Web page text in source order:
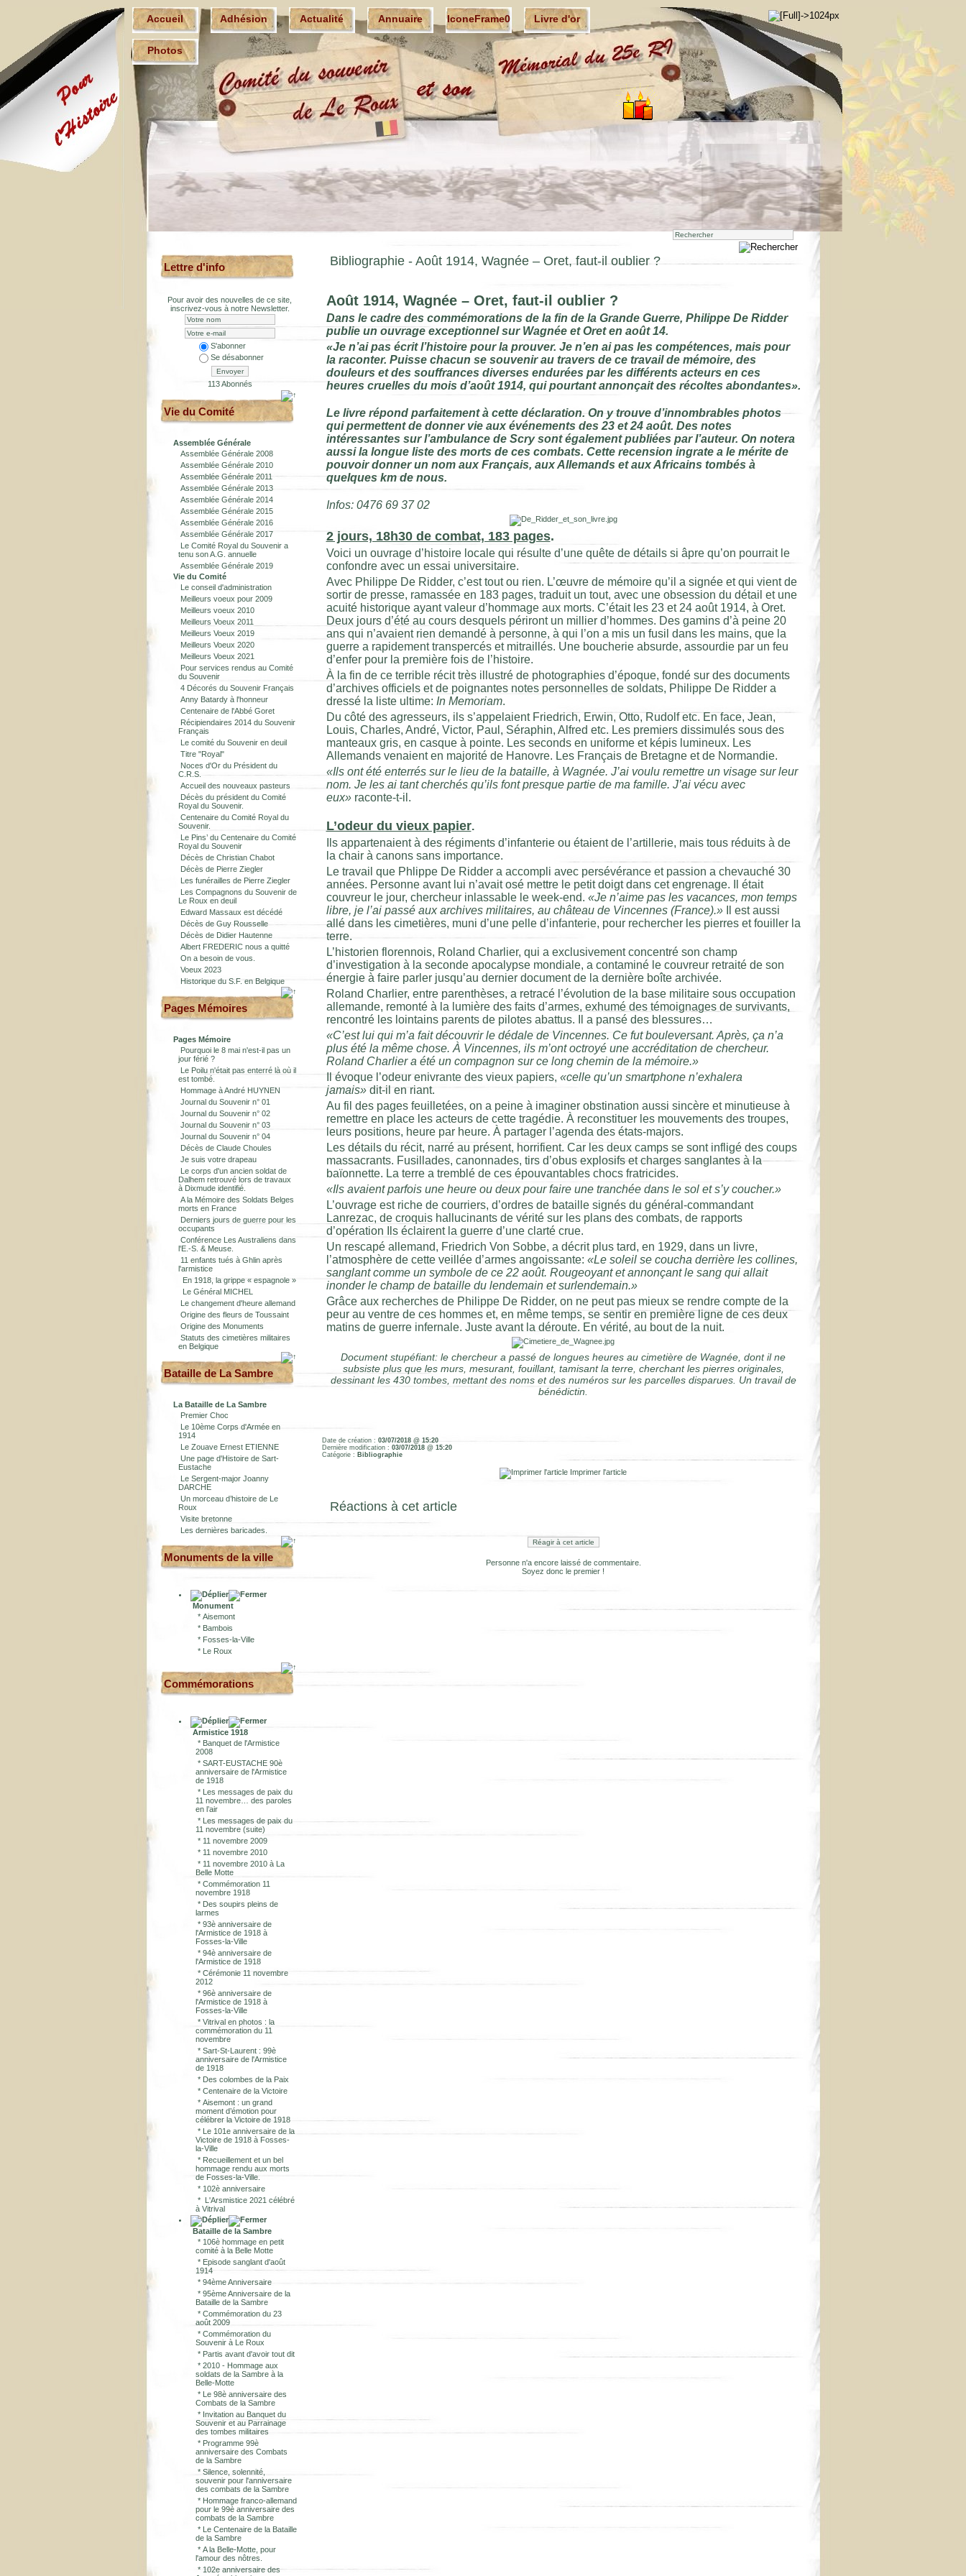
Accueil Adhésion Actualité Annuaire IconeFrame0 Livre d'or
Photos
Lettre d'info
Pour avoir des nouvelles de ce site,
inscrivez-vous à notre Newsletter.
S'abonner
Se désabonner
Envoyer
113 Abonnés
Vie du Comité
Assemblée Générale
Assemblée Générale 2008
Assemblée Générale 2010
Assemblée Générale 2011
Assemblée Générale 2013
Assemblée Générale 2014
Assemblée Générale 2015
Assemblée Générale 2016
Assemblée Générale 2017
Le Comité Royal du Souvenir a
tenu son A.G. annuelle
Assemblée Générale 2019
Vie du Comité
Le conseil d'administration
Meilleurs voeux pour 2009
Meilleurs voeux 2010
Meilleurs Voeux 2011
Meilleurs Voeux 2019
Meilleurs Voeux 2020
Meilleurs Voeux 2021
Pour services rendus au Comité
du Souvenir
4 Décorés du Souvenir Français
Anny Batardy à l'honneur
Centenaire de l'Abbé Goret
Récipiendaires 2014 du Souvenir
Français
Le comité du Souvenir en deuil
Titre "Royal"
Noces d'Or du Président du
C.R.S.
Accueil des nouveaux pasteurs
Décès du président du Comité
Royal du Souvenir.
Centenaire du Comité Royal du
Souvenir.
Le Pins’ du Centenaire du Comité
Royal du Souvenir
Décès de Christian Chabot
Décès de Pierre Ziegler
Les funérailles de Pierre Ziegler
Les Compagnons du Souvenir de
Le Roux en deuil
Edward Massaux est décédé
Décès de Guy Rousselle
Décès de Didier Hautenne
Albert FREDERIC nous a quitté
On a besoin de vous.
Voeux 2023
Historique du S.F. en Belgique
Pages Mémoires
Pages Mémoire
Pourquoi le 8 mai n'est-il pas un
jour férié ?
Le Poilu n'était pas enterré là où il
est tombé.
Hommage à André HUYNEN
Journal du Souvenir n° 01
Journal du Souvenir n° 02
Journal du Souvenir n° 03
Journal du Souvenir n° 04
Décès de Claude Choules
Je suis votre drapeau
Le corps d'un ancien soldat de
Dalhem retrouvé lors de travaux
à Dixmude identifié.
A la Mémoire des Soldats Belges
morts en France
Derniers jours de guerre pour les
occupants
Conférence Les Australiens dans
l'E.-S. & Meuse.
11 enfants tués à Ghlin après
l'armistice
En 1918, la grippe « espagnole »
Le Général MICHEL
Le changement d'heure allemand
Origine des fleurs de Toussaint
Origine des Monuments
Statuts des cimetières militaires
en Belgique
Bataille de La Sambre
La Bataille de La Sambre
Premier Choc
Le 10ème Corps d'Armée en
1914
Le Zouave Ernest ETIENNE
Une page d'Histoire de Sart-
Eustache
Le Sergent-major Joanny
DARCHE
Un morceau d’histoire de Le
Roux
Visite bretonne
Les dernières baricades.
Monuments de la ville
Monument
* Aisemont
* Bambois
* Fosses-la-Ville
* Le Roux
Commémorations
Armistice 1918
* Banquet de l'Armistice
2008
* SART-EUSTACHE 90è
anniversaire de l'Armistice
de 1918
* Les messages de paix du
11 novembre… des paroles
en l’air
* Les messages de paix du
11 novembre (suite)
* 11 novembre 2009
* 11 novembre 2010
* 11 novembre 2010 à La
Belle Motte
* Commémoration 11
novembre 1918
* Des soupirs pleins de
larmes
* 93è anniversaire de
l'Armistice de 1918 à
Fosses-la-Ville
* 94è anniversaire de
l'Armistice de 1918
* Cérémonie 11 novembre
2012
* 96è anniversaire de
l'Armistice de 1918 à
Fosses-la-Ville
* Vitrival en photos : la
commémoration du 11
novembre
* Sart-St-Laurent : 99è
anniversaire de l'Armistice
de 1918
* Des colombes de la Paix
* Centenaire de la Victoire
* Aisemont : un grand
moment d’émotion pour
célébrer la Victoire de 1918
* Le 101e anniversaire de la
Victoire de 1918 à Fosses-
la-Ville
* Recueillement et un bel
hommage rendu aux morts
de Fosses-la-Ville.
* 102è anniversaire
* L'Arsmistice 2021 célébré
à Vitrival
Bataille de la Sambre
* 106è hommage en petit
comité à la Belle Motte
* Episode sanglant d'août
1914
* 94ème Anniversaire
* 95ème Anniversaire de la
Bataille de la Sambre
* Commémoration du 23
août 2009
* Commémoration du
Souvenir à Le Roux
* Partis avant d'avoir tout dit
* 2010 - Hommage aux
soldats de la Sambre à la
Belle-Motte
* Le 98è anniversaire des
Combats de la Sambre
* Invitation au Banquet du
Souvenir et au Parrainage
des tombes militaires
* Programme 99è
anniversaire des Combats
de la Sambre
* Silence, solennité,
souvenir pour l'anniversaire
des combats de la Sambre
* Hommage franco-allemand
pour le 99è anniversaire des
combats de la Sambre
* Le Centenaire de la Bataille
de la Sambre
* A la Belle-Motte, pour
l'amour des nôtres.
* 102e anniversaire des
Bibliographie - Août 1914, Wagnée – Oret, faut-il oublier ?
Août 1914, Wagnée – Oret, faut-il oublier ?
Dans le cadre des commémorations de la fin de la Grande Guerre, Philippe De Ridder
publie un ouvrage exceptionnel sur Wagnée et Oret en août 14.
«Je n’ai pas écrit l’histoire pour la prouver. Je n’en ai pas les compétences, mais pour
la raconter. Puisse chacun se souvenir au travers de ce travail de mémoire, des
douleurs et des souffrances diverses endurées par les différents acteurs en ces
heures cruelles du mois d’août 1914, qui pourtant annonçait des récoltes abondantes».
Le livre répond parfaitement à cette déclaration. On y trouve d’innombrables photos
qui permettent de donner vie aux événements des 23 et 24 août. Des notes
intéressantes sur l’ambulance de Scry sont également publiées par l’auteur. On notera
aussi la longue liste des morts de ces combats. Cette recension ingrate a le mérite de
pouvoir donner un nom aux Français, aux Allemands et aux Africains tombés à
quelques km de nous.
Infos: 0476 69 37 02
2 jours, 18h30 de combat, 183 pages.
Voici un ouvrage d’histoire locale qui résulte d’une quête de détails si âpre qu’on pourrait le
confondre avec un essai universitaire.
Avec Philippe De Ridder, c’est tout ou rien. L’œuvre de mémoire qu’il a signée et qui vient de
sortir de presse, ramassée en 183 pages, traduit un tout, avec une obsession du détail et une
acuité historique ayant valeur d’hommage aux morts. C’était les 23 et 24 août 1914, à Oret.
Deux jours d’été au cours desquels périront un millier d’hommes. Des gamins d’à peine 20
ans qui n’avaient rien demandé à personne, à qui l’on a mis un fusil dans les mains, que la
guerre a rapidement transpercés et mitraillés. Une boucherie absurde, assourdie par un feu
d’enfer pour la première fois de l’histoire.
À la fin de ce terrible récit très illustré de photographies d’époque, fondé sur des documents
d’archives officiels et de poignantes notes personnelles de soldats, Philippe De Ridder a
dressé la liste ultime: In Memoriam.
Du côté des agresseurs, ils s’appelaient Friedrich, Erwin, Otto, Rudolf etc. En face, Jean,
Louis, Charles, André, Victor, Paul, Séraphin, Alfred etc. Les premiers dissimulés sous des
manteaux gris, en casque à pointe. Les seconds en uniforme et képis lumineux. Les
Allemands venaient en majorité de Hanovre. Les Français de Bretagne et de Normandie.
«Ils ont été enterrés sur le lieu de la bataille, à Wagnée. J’ai voulu remettre un visage sur leur
nom. Je les ai tant cherchés qu’ils font presque partie de ma famille. J’ai vécu avec
eux»raconte-t-il.
L’odeur du vieux papier.
Ils appartenaient à des régiments d’infanterie ou étaient de l’artillerie, mais tous réduits à de
la chair à canons sans importance.
Le travail que Phlippe De Ridder a accompli avec persévérance et passion a chevauché 30
années. Personne avant lui n’avait osé mettre le petit doigt dans cet engrenage. Il était
couvreur le jour, chercheur inlassable le week-end. «Je n’aime pas les vacances, mon temps
libre, je l’ai passé aux archives militaires, au château de Vincennes (France).»Il est aussi
allé dans les cimetières, muni d’une pelle d’infanterie, pour rechercher les pierres et fouiller la
terre.
L’historien florennois, Roland Charlier, qui a exclusivement concentré son champ
d’investigation à la seconde apocalypse mondiale, a contaminé le couvreur retraité de son
énergie à faire parler jusqu’au dernier document de la dernière boîte archivée.
Roland Charlier, entre parenthèses, a retracé l’évolution de la base militaire sous occupation
allemande, remonté à la lumière des faits d’armes, exhumé des témoignages de survivants,
rencontré les lointains parents de pilotes abattus. Il a pansé des blessures…
«C’est lui qui m’a fait découvrir le dédale de Vincennes. Ce fut bouleversant. Après, ça n’a
plus été la même chose. À Vincennes, ils m’ont octroyé une accréditation de chercheur.
Roland Charlier a été un compagnon sur ce long chemin de la mémoire.»
Il évoque l’odeur enivrante des vieux papiers, «celle qu’un smartphone n’exhalera
jamais» dit-il en riant.
Au fil des pages feuilletées, on a peine à imaginer obstination aussi sincère et minutieuse à
remettre en place les acteurs de cette tragédie. À reconstituer les mouvements des troupes,
leurs positions, heure par heure. À partager l’agenda des états-majors.
Les détails du récit, narré au présent, horrifient. Car les deux camps se sont infligé des coups
massacrants. Fusillades, canonnades, tirs d’obus explosifs et charges sanglantes à la
baïonnette. La terre a tremblé de ces épouvantables chocs fratricides.
«Ils avaient parfois une heure ou deux pour faire une tranchée dans le sol et s’y coucher.»
L’ouvrage est riche de courriers, d’ordres de bataille signés du général-commandant
Lanrezac, de croquis hallucinants de vérité sur les plans des combats, de rapports
d’opération Ils éclairent la guerre d’une clarté crue.
Un rescapé allemand, Friedrich Von Sobbe, a décrit plus tard, en 1929, dans un livre,
l’atmosphère de cette veillée d’armes angoissante: «Le soleil se coucha derrière les collines,
sanglant comme un symbole de ce 22 août. Rougeoyant et annonçant le sang qui allait
inonder le champ de bataille du lendemain et surlendemain.»
Grâce aux recherches de Philippe De Ridder, on ne peut pas mieux se rendre compte de la
peur au ventre de ces hommes et, en même temps, se sentir en première ligne de ces deux
matins de guerre infernale. Juste avant la déroute. En vérité, au bout de la nuit.
Document stupéfiant: le chercheur a passé de longues heures au cimetière de Wagnée, dont il ne
subsiste plus que les murs, mesurant, fouillant, tamisant la terre, cherchant les pierres originales,
dessinant les 430 tombes, mettant des noms et des numéros sur les parcelles disparues. Un travail de
bénédictin.
Date de création : 03/07/2018 @ 15:20
Dernière modification : 03/07/2018 @ 15:20
Catégorie : Bibliographie
Imprimer l'article
Réactions à cet article
Réagir à cet article
Personne n'a encore laissé de commentaire.
Soyez donc le premier !